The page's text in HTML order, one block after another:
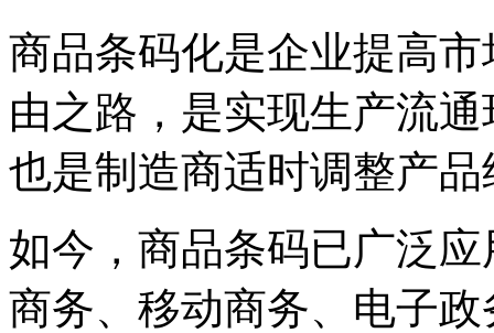
商品条码化是企业提高
由之路，是实现生产流
也是制造商适时调整产
如今，商品条码已广泛
商务、移动商务、电子